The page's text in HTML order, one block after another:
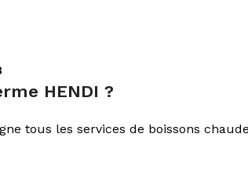
HENDI ?
tous les services de boissons